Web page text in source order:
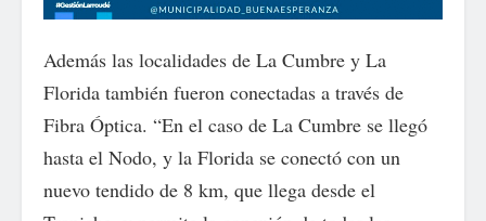
Además las localidades de La Cumbre y La
Florida también fueron conectadas a través de
Fibra Óptica. “En el caso de La Cumbre se llegó
hasta el Nodo, y la Florida se conectó con un
nuevo tendido de 8 km, que llega desde el